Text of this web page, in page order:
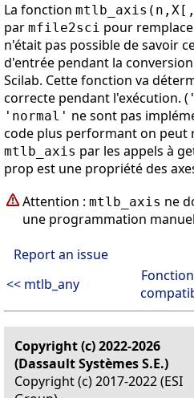
La fonction
par mfile2sci pour
n'était pas possible de savoir
d'entrée pendant la
Scilab. Cette fonction va
correcte pendant l'exécution. (
'normal' ne sont pas
code plus performant on peut
mtlb_axis par les appels à
prop est une propriété des
Attention : mtlb_axis ne
une programmation
Report an issue
<< mtlb_any
Copyright (c) 2022-2026
(Dassault Systèmes S.E.)
Copyright (c) 2017-2022 (ESI